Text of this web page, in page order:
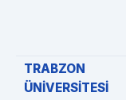
TRABZON
ÜNİVERSİTESİ